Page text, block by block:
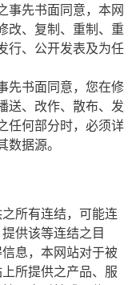
事先书面同意，本网
改、复制、重制、重
行、公开发表及为任
先书面同意，您在修
送、改作、散布、发
任何部分时，必须详
据源。
所有连结，可能连
供该等连结之目
息，本网站对于被
所提供之产品、服